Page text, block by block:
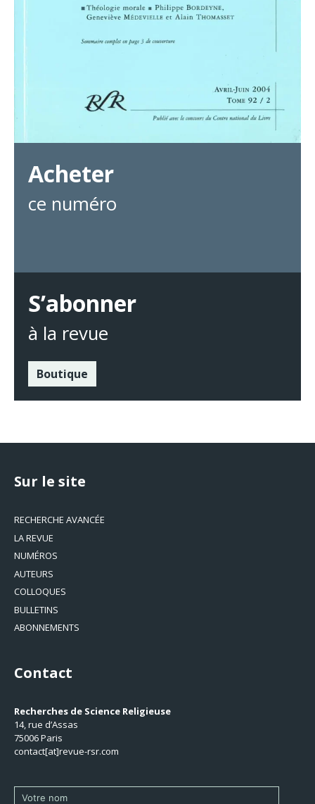
Acheter
ce numéro
S’abonner
à la revue
Boutique
Sur le site
RECHERCHE AVANCÉE
LA REVUE
NUMÉROS
AUTEURS
COLLOQUES
BULLETINS
ABONNEMENTS
Contact
Recherches de Science Religieuse
14, rue d’Assas
75006 Paris
contact[at]revue-rsr.com